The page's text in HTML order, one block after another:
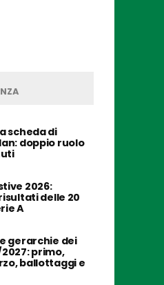
scheda di
doppio ruolo
2026:
delle 20
A
gerarchie dei
primo,
ballottaggi e